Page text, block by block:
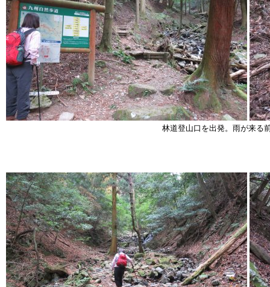
林道登山口を出発。雨が来る